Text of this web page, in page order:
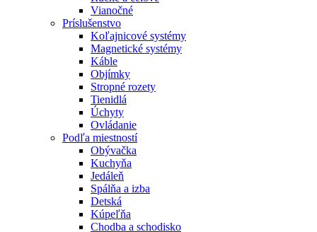
Vianočné
Príslušenstvo
Koľajnicové systémy
Magnetické systémy
Káble
Objímky
Stropné rozety
Tienidlá
Úchyty
Ovládanie
Podľa miestností
Obývačka
Kuchyňa
Jedáleň
Spálňa a izba
Detská
Kúpeľňa
Chodba a schodisko